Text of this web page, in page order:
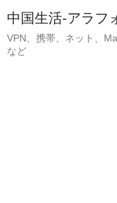
中国生活-アラフ
VPN、携帯、ネット、
など